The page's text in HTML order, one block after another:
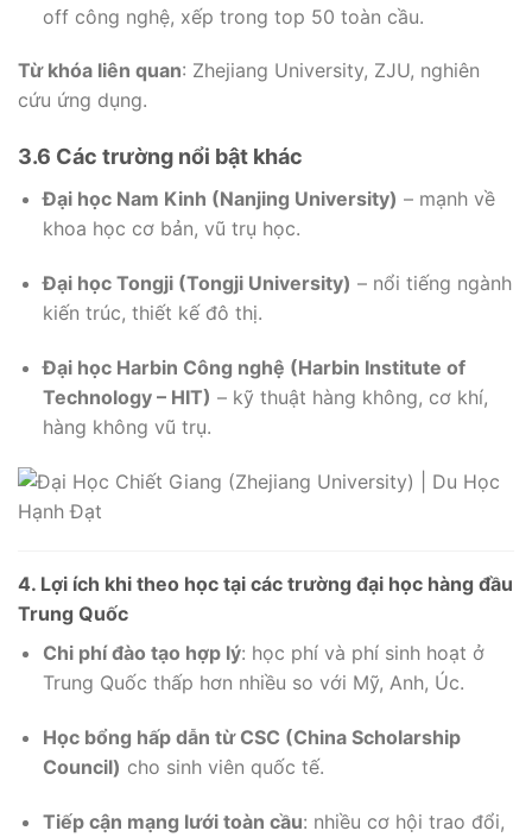
off công nghệ, xếp trong top 50 toàn cầu.
Từ khóa liên quan: Zhejiang University, ZJU, nghiên
cứu ứng dụng.
3.6 Các trường nổi bật khác
Đại học Nam Kinh (Nanjing University) – mạnh về
khoa học cơ bản, vũ trụ học.
Đại học Tongji (Tongji University) – nổi tiếng ngành
kiến trúc, thiết kế đô thị.
Đại học Harbin Công nghệ (Harbin Institute of
Technology – HIT) – kỹ thuật hàng không, cơ khí,
hàng không vũ trụ.
4. Lợi ích khi theo học tại các trường đại học hàng đầu
Trung Quốc
Chi phí đào tạo hợp lý: học phí và phí sinh hoạt ở
Trung Quốc thấp hơn nhiều so với Mỹ, Anh, Úc.
Học bổng hấp dẫn từ CSC (China Scholarship
Council) cho sinh viên quốc tế.
Tiếp cận mạng lưới toàn cầu: nhiều cơ hội trao đổi,